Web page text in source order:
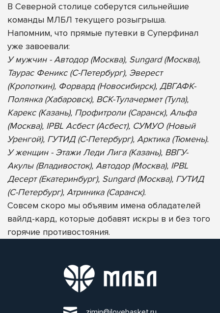
В Северной столице соберутся сильнейшие
команды МЛБЛ текущего розыгрыша.
Напомним, что прямые путевки в Суперфинал
уже завоевали:
У мужчин - Автодор (Москва), Sungard (Москва),
Таурас Феникс (С-Петербург), Эверест
(Кропоткин), Форвард (Новосибирск), ДВГАФК-
Полянка (Хабаровск), ВСК-Тулачермет (Тула),
Карекс (Казань), Профитроли (Саранск), Альфа
(Москва), IPBL Асбест (Асбест), СУМУО (Новый
Уренгой), ГУТИД (С-Петербург), Арктика (Тюмень).
У женщин - Этажи Леди Лига (Казань), ВВГУ-
Акулы (Владивосток), Автодор (Москва), IPBL
Десерт (Екатеринбург), Sungard (Москва), ГУТИД
(С-Петербург), Атриника (Саранск).
Совсем скоро мы объявим имена обладателей
вайлд-кард, которые добавят искры в и без того
горячие противостояния.